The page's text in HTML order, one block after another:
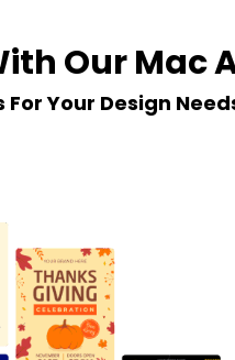
Our Mac
Your Design